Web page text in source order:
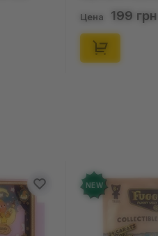
Цена 199 грн
NEW